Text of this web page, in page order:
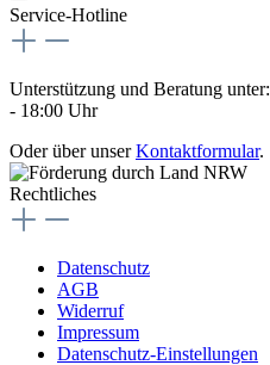
Service-Hotline
Unterstützung und Beratung unter:
- 18:00 Uhr
Oder über unserKontaktformular.
Rechtliches
Datenschutz
AGB
Widerruf
Impressum
Datenschutz-Einstellungen